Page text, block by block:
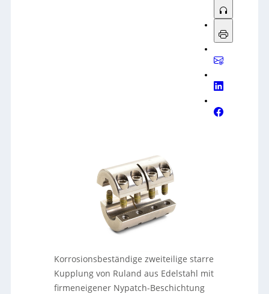
Korrosionsbeständige zweiteilige starre
Kupplung von Ruland aus Edelstahl mit
firmeneigener Nypatch-Beschichtung